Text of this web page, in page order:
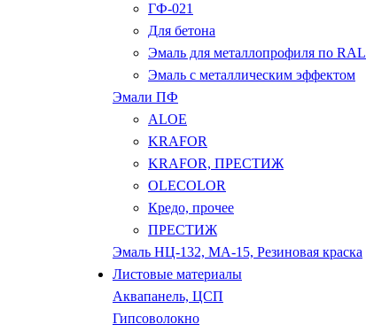
ГФ-021
Для бетона
Эмаль для металлопрофиля по RAL
Эмаль с металлическим эффектом
Эмали ПФ
ALOE
KRAFOR
KRAFOR, ПРЕСТИЖ
OLECOLOR
Кредо, прочее
ПРЕСТИЖ
Эмаль НЦ-132, МА-15, Резиновая краска
Листовые материалы
Аквапанель, ЦСП
Гипсоволокно